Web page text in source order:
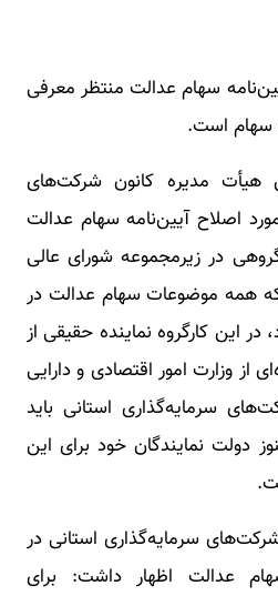
سهام عدالت‌ منتظر معرفی
سهام است.
هیأت مدیره کانون شرکت‌های
اصلاح آیین‌نامه سهام عدالت
در زیرمجموعه شورای عالی
همه موضوعات سهام عدالت در
در این کارگروه نماینده حقیقی از
از وزارت امور اقتصادی و دارایی
سرمایه‌گذاری استانی باید
دولت نمایندگان خود برای این
سرمایه‌گذاری استانی در
عدالت اظهار داشت: برای